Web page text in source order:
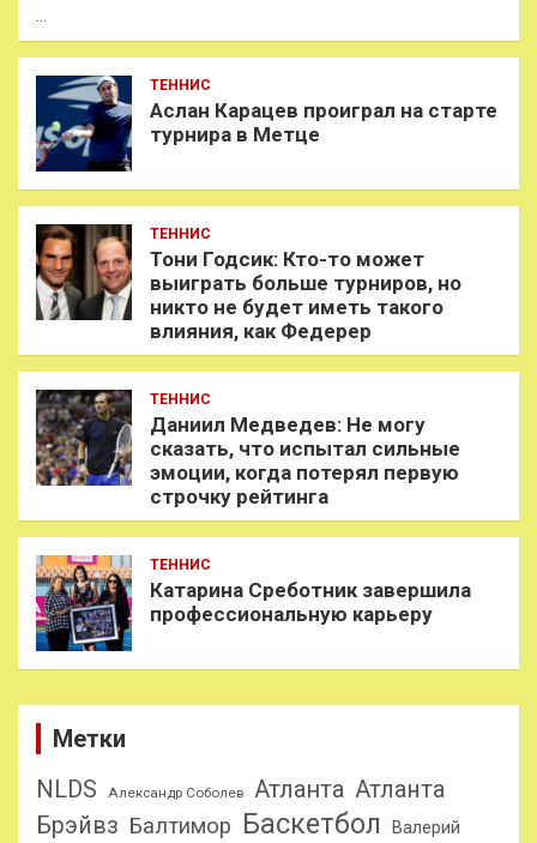
…
ТЕННИС
Аслан Карацев проиграл на старте
турнира в Метце
ТЕННИС
Тони Годсик: Кто-то может
выиграть больше турниров, но
никто не будет иметь такого
влияния, как Федерер
ТЕННИС
Даниил Медведев: Не могу
сказать, что испытал сильные
эмоции, когда потерял первую
строчку рейтинга
ТЕННИС
Катарина Среботник завершила
профессиональную карьеру
Метки
NLDS
Александр Соболев Атланта Атланта
Брэйвз Балтимор Баскетбол
Валерий